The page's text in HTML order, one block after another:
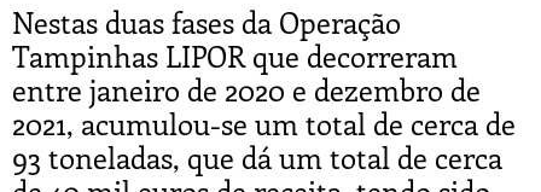
Nestas duas fases da Operação
Tampinhas LIPOR que decorreram
entre janeiro de 2020 e dezembro de
2021, acumulou-se um total de cerca de
93 toneladas, que dá um total de cerca